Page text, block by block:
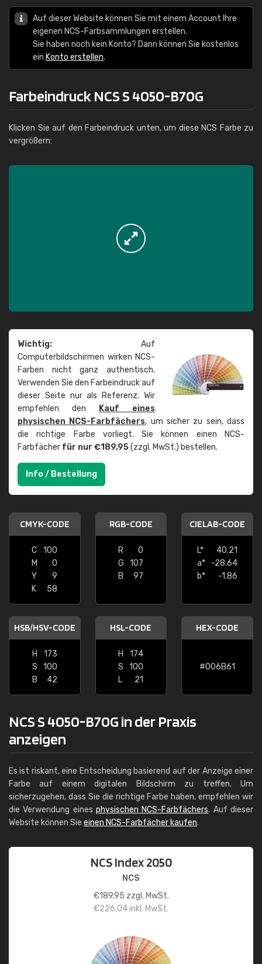
Auf dieser Website können Sie mit einem Account Ihre
eigenen NCS-Farbsammlungen erstellen.
Sie haben noch kein Konto? Dann können Sie kostenlos
ein Konto erstellen.
Farbeindruck NCS S 4050-B70G
Klicken Sie auf den Farbeindruck unten, um diese NCS Farbe zu
vergrößern:
Wichtig: Auf
Computerbildschirmen wirken NCS-
Farben nicht ganz authentisch.
Verwenden Sie den Farbeindruck auf
dieser Seite nur als Referenz. Wir
empfehlen den
Kauf eines
physischen NCS-Farbfächers, um sicher zu sein, dass
die richtige Farbe vorliegt. Sie können einen NCS-
Farbfächer für nur €189,95(zzgl. MwSt.) bestellen.
Info / Bestellung
CMYK-CODE
C
100
M
0
Y
9
K
58
RGB-CODE
R
0
G
107
B
97
CIELAB-CODE
L*
40.21
a*
-28.64
b*
-1.86
HSB/HSV-CODE
H
173
S
100
B
42
HSL-CODE
H
174
S
100
L
21
HEX-CODE
#006B61
NCS S 4050-B70G in der Praxis
anzeigen
Es ist riskant, eine Entscheidung basierend auf der Anzeige einer
Farbe auf einem digitalen Bildschirm zu treffen. Um
sicherzugehen, dass Sie die richtige Farbe haben, empfehlen wir
die Verwendung eines physischen NCS-Farbfächers. Auf dieser
Website können Sie einen NCS-Farbfächer kaufen.
NCS Index 2050
NCS
€189,95 zzgl. MwSt.
€226,04inkl. MwSt.